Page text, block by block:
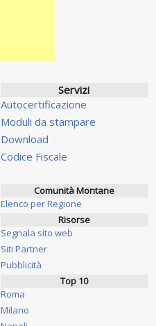
Servizi
Autocertificazione
Moduli da stampare
Download
Codice Fiscale
Comunità Montane
Elenco per Regione
Risorse
Segnala sito web
Siti Partner
Pubblicità
Top 10
Roma
Milano